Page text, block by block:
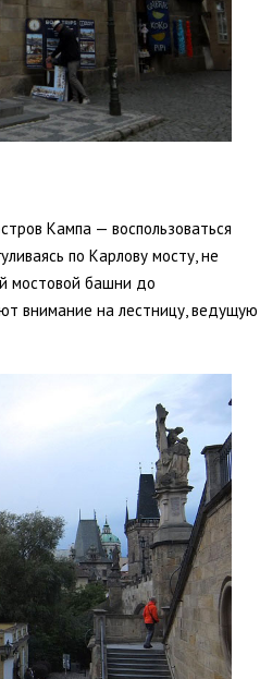
Кампа — воспользоваться
по Карлову мосту, не
мостовой башни до
внимание на лестницу, ведущую